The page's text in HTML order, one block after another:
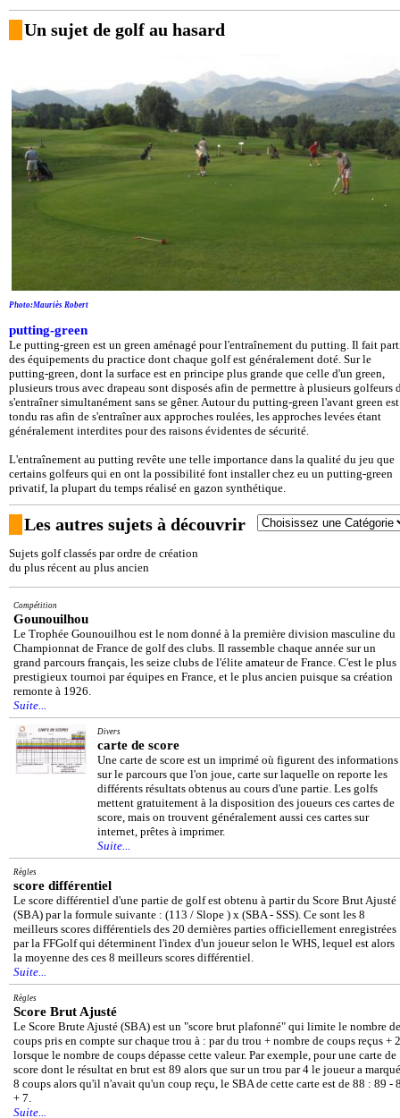
Un sujet de golf au hasard
Photo:Mauriès Robert
putting-green
Le putting-green est un green aménagé pour l'entraînement du putting. Il fait
des équipements du practice dont chaque golf est généralement doté. Sur le
putting-green, dont la surface est en principe plus grande que celle d'un green,
plusieurs trous avec drapeau sont disposés afin de permettre à plusieurs golfeurs
s'entraîner simultanément sans se gêner. Autour du putting-green l'avant green est
tondu ras afin de s'entraîner aux approches roulées, les approches levées étant
généralement interdites pour des raisons évidentes de sécurité.
L'entraînement au putting revête une telle importance dans la qualité du jeu que
certains golfeurs qui en ont la possibilité font installer chez eu un putting-green
privatif, la plupart du temps réalisé en gazon synthétique.
Les autres sujets à découvrir
Sujets golf classés par ordre de création
du plus récent au plus ancien
Compétition
Gounouilhou
Le Trophée Gounouilhou est le nom donné à la première division masculine du
Championnat de France de golf des clubs. Il rassemble chaque année sur un
grand parcours français, les seize clubs de l'élite amateur de France. C'est le plus
prestigieux tournoi par équipes en France, et le plus ancien puisque sa création
remonte à 1926.
Suite...
Divers
carte de score
Une carte de score est un imprimé où figurent des informations
sur le parcours que l'on joue, carte sur laquelle on reporte les
différents résultats obtenus au cours d'une partie. Les golfs
mettent gratuitement à la disposition des joueurs ces cartes de
score, mais on trouvent généralement aussi ces cartes sur
internet, prêtes à imprimer.
Suite...
Règles
score différentiel
Le score différentiel d'une partie de golf est obtenu à partir du Score Brut Ajusté
(SBA) par la formule suivante : (113 / Slope ) x (SBA - SSS). Ce sont les 8
meilleurs scores différentiels des 20 dernières parties officiellement enregistrées
par la FFGolf qui déterminent l'index d'un joueur selon le WHS, lequel est alors
la moyenne des ces 8 meilleurs scores différentiel.
Suite...
Règles
Score Brut Ajusté
Le Score Brute Ajusté (SBA) est un "score brut plafonné" qui limite le nombre de
coups pris en compte sur chaque trou à : par du trou + nombre de coups reçus + 2
lorsque le nombre de coups dépasse cette valeur. Par exemple, pour une carte de
score dont le résultat en brut est 89 alors que sur un trou par 4 le joueur a marqué
8 coups alors qu'il n'avait qu'un coup reçu, le SBA de cette carte est de 88 : 89 -
+ 7.
Suite...